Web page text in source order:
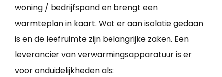
woning / bedrijfspand en brengt een
warmteplan in kaart. Wat er aan isolatie gedaan
is en de leefruimte zijn belangrijke zaken. Een
leverancier van verwarmingsapparatuur is er
voor onduidelijkheden als: